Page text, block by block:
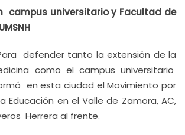
campus universitario y Facultad de
defender tanto la extensión de la
como el campus universitario
en esta ciudad el Movimiento por
en el Valle de Zamora, AC,
Herrera al frente.